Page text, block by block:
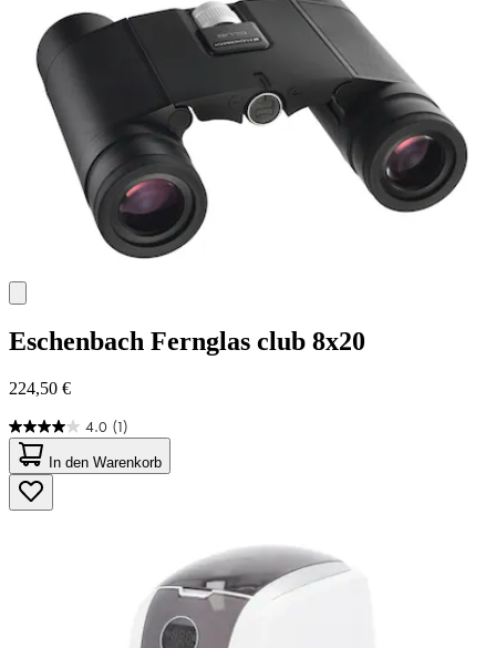
Eschenbach Fernglas club 8x20
224,50 €
4.0 (1)
4.0
von
5
Sternen.
1
In den Warenkorb